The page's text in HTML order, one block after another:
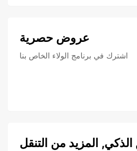
عروض حصرية
اشترك في برنامج الولاء الخاص بنا
الذكي, المزيد من التنقل